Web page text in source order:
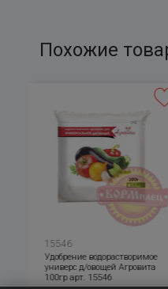
Похожие
15546
Удобрение водорастворимое
универс д/овощей Агровита
100гр арт. 15546